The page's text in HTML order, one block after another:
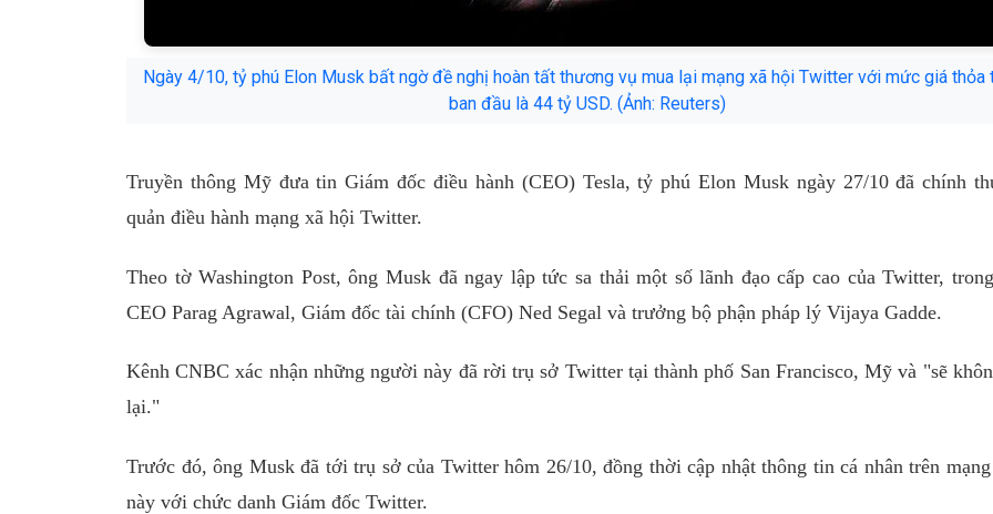
Ngày 4/10, tỷ phú Elon Musk bất ngờ đề nghị hoàn tất thương vụ mua lại mạng xã hội Twitter với mức giá thỏa
ban đầu là 44 tỷ USD. (Ảnh: Reuters)
Truyền thông Mỹ đưa tin Giám đốc điều hành (CEO) Tesla, tỷ phú Elon Musk ngày 27/10 đã chính
quản điều hành mạng xã hội Twitter.
Theo tờ Washington Post, ông Musk đã ngay lập tức sa thải một số lãnh đạo cấp cao của Twitter,
CEO Parag Agrawal, Giám đốc tài chính (CFO) Ned Segal và trưởng bộ phận pháp lý Vijaya Gadde.
Kênh CNBC xác nhận những người này đã rời trụ sở Twitter tại thành phố San Francisco, Mỹ và "sẽ
lại."
Trước đó, ông Musk đã tới trụ sở của Twitter hôm 26/10, đồng thời cập nhật thông tin cá nhân trên
này với chức danh Giám đốc Twitter.